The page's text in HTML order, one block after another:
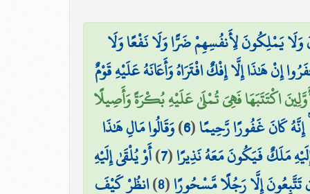
يَمْلِكُونَ لِأَنفُسِهِمْ ضَرًّا وَلَا نَفْعًا وَلَا
إِنْ هَٰذَا إِلَّا إِفْكٌ افْتَرَاهُ وَأَعَانَهُ عَلَيْهِ قَوْمٌ
اكْتَتَبَهَا فَهِيَ تُمْلَىٰ عَلَيْهِ بُكْرَةً وَأَصِيلًا
كَانَ غَفُورًا رَّحِيمًا(
6
)وَقَالُوا مَالِ هَٰذَا
مَلَكٌ فَيَكُونَ مَعَهُ نَذِيرًا(
7
)أَوْ يُلْقَىٰ إِلَيْهِ
إِلَّا رَجُلًا مَّسْحُورًا(
8
)انظُرْ كَيْفَ